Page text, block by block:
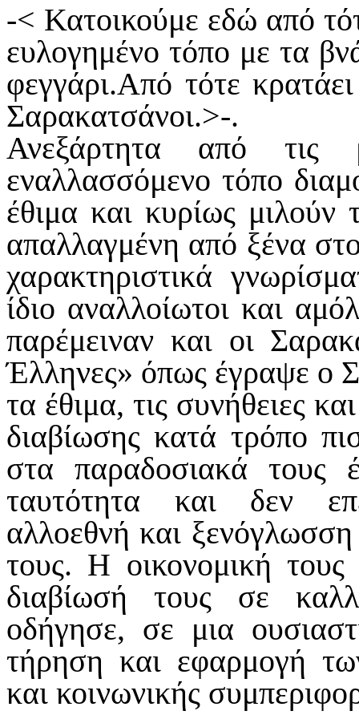
-< Κατοικούμε εδώ από
ευλογημένο τόπο με τα
φεγγάρι.Από τότε
Σαρακατσάνοι.>-.
Ανεξάρτητα από τις
εναλλασσόμενο τόπο
έθιμα και κυρίως
απαλλαγμένη από ξένα
χαρακτηριστικά
ίδιο αναλλοίωτοι και
παρέμειναν και οι
Έλληνες» όπως έγραψε ο
τα έθιμα, τις συνήθειες
διαβίωσης κατά τρόπο
στα παραδοσιακά τους
ταυτότητα και δεν
αλλοεθνή και ξενόγλωσση
τους. Η οικονομική
διαβίωσή τους σε
οδήγησε, σε μια
τήρηση και εφαρμογή
και κοινωνικής